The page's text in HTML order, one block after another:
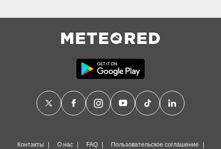
Контакты О нас FAQ Пользовательское соглашение